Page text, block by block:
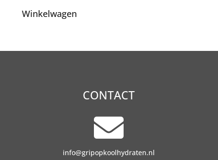
Winkelwagen
CONTACT

info@gripopkoolhydraten.nl